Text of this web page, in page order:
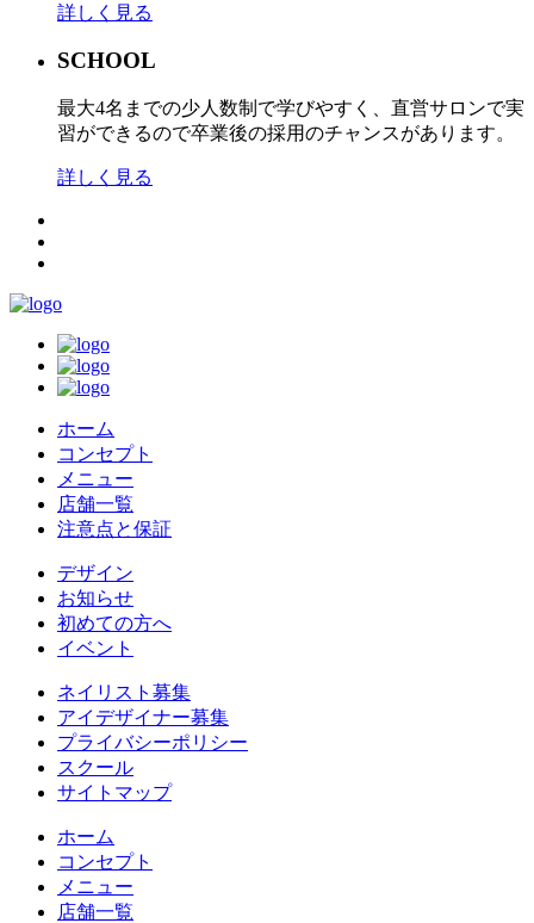
詳しく見る
SCHOOL
最大4名までの少人数制で学びやすく、直営サロンで実
習ができるので卒業後の採用のチャンスがあります。
詳しく見る
ホーム
コンセプト
メニュー
店舗一覧
注意点と保証
デザイン
お知らせ
初めての方へ
イベント
ネイリスト募集
アイデザイナー募集
プライバシーポリシー
スクール
サイトマップ
ホーム
コンセプト
メニュー
店舗一覧